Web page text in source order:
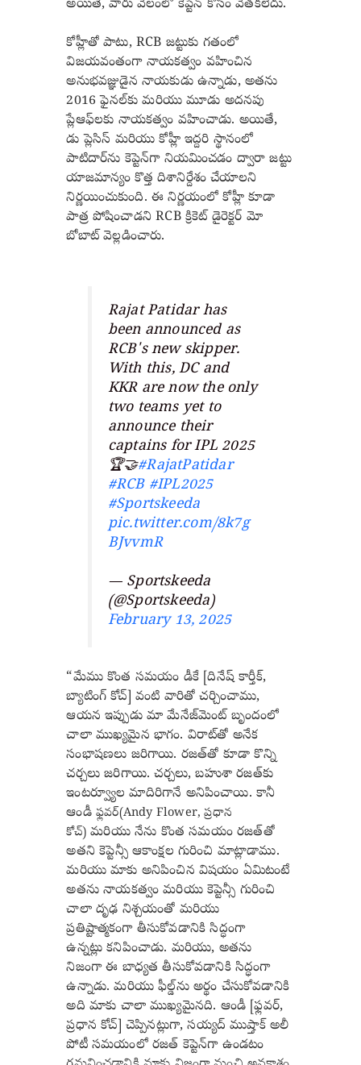
అయితే, వారు వేలంలో కెప్టెన్ కోసం వెతకలేదు.
కోహ్లీతో పాటు, RCB జట్టుకు గతంలో
విజయవంతంగా నాయకత్వం వహించిన
అనుభవజ్ఞుడైన నాయకుడు ఉన్నాడు, అతను
2016 ఫైనల్‌కు మరియు మూడు అదనపు
ప్లేఆఫ్‌లకు నాయకత్వం వహించాడు. అయితే,
డు ప్లెసిస్ మరియు కోహ్లీ ఇద్దరి స్థానంలో
పాటిదార్‌ను కెప్టెన్‌గా నియమించడం ద్వారా జట్టు
యాజమాన్యం కొత్త దిశానిర్దేశం చేయాలని
నిర్ణయించుకుంది. ఈ నిర్ణయంలో కోహ్లీ కూడా
పాత్ర పోషించాడని RCB క్రికెట్ డైరెక్టర్ మో
బోబాట్ వెల్లడించారు.
Rajat Patidar has
been announced as
RCB's new skipper.
With this, DC and
KKR are now the only
two teams yet to
announce their
captains for IPL 2025
🏆🤝#RajatPatidar
#RCB #IPL2025
#Sportskeeda
pic.twitter.com/8k7g
BJvvmR
— Sportskeeda
(@Sportskeeda)
February 13, 2025
“మేము కొంత సమయం డీకే [దినేష్ కార్తీక్,
బ్యాటింగ్ కోచ్] వంటి వారితో చర్చించాము,
ఆయన ఇప్పుడు మా మేనేజ్‌మెంట్ బృందంలో
చాలా ముఖ్యమైన భాగం. విరాట్‌తో అనేక
సంభాషణలు జరిగాయి. రజత్‌తో కూడా కొన్ని
చర్చలు జరిగాయి. చర్చలు, బహుశా రజత్‌కు
ఇంటర్వ్యూల మాదిరిగానే అనిపించాయి. కానీ
ఆండీఫ్లవర్(Andy Flower, ప్రధాన
కోచ్) మరియు నేను కొంత సమయం రజత్‌తో
అతని కెప్టెన్సీ ఆకాంక్షల గురించి మాట్లాడాము.
మరియు మాకు అనిపించిన విషయం ఏమిటంటే
అతను నాయకత్వం మరియు కెప్టెన్సీ గురించి
చాలా దృఢ నిశ్చయంతో మరియు
ప్రతిష్టాత్మకంగా తీసుకోవడానికి సిద్ధంగా
ఉన్నట్లుకనిపించాడు. మరియు, అతను
నిజంగాఈ బాధ్యత తీసుకోవడానికి సిద్ధంగా
ఉన్నాడు. మరియు ఫీల్డ్‌ను అర్థం చేసుకోవడానికి
అది మాకు చాలా ముఖ్యమైనది. ఆండీ [ఫ్లవర్,
ప్రధాన కోచ్] చెప్పినట్లుగా, సయ్యద్ ముష్తాక్ అలీ
పోటీ సమయంలో రజత్ కెప్టెన్‌గా ఉండటం